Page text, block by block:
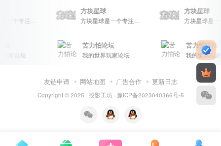
方块星球是一个专注于我的世界的中文论坛，提供丰富的资源分享、玩家交流和创意展示，包括地图、皮肤、数据包等内容，打造Minecraft玩家的专属社区乐园！
方块星球
方块星球是一个专注于我的世界的中文论坛，提供丰富的资源分享、玩家交流和创意展示，包括地图、皮肤、数据包等内容，打造Minecraft玩家的专属社区乐园！
方块星球
家论坛
苦力怕论坛
我的世界玩家论坛
苦力怕论坛
我的世界玩家
友链申请 网站地图 广告合作 更新日志
Copyright © 2025 · 投影工坊· 豫ICP备2023040366号-5